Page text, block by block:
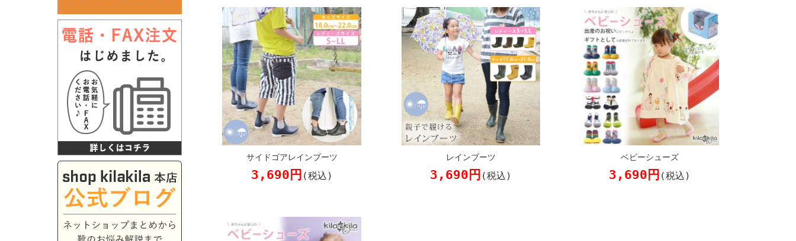
サイドゴアレインブーツ
3,690円 (税込)
レインブーツ
3,690円 (税込)
ベビーシューズ
3,690円 (税込)